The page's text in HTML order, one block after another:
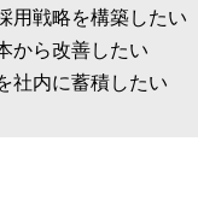
用戦略を構築したい
から改善したい
社内に蓄積したい